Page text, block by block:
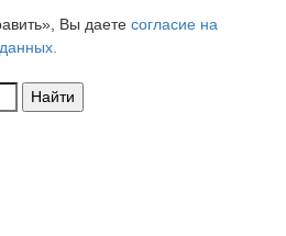
Вы даете согласие на
Найти